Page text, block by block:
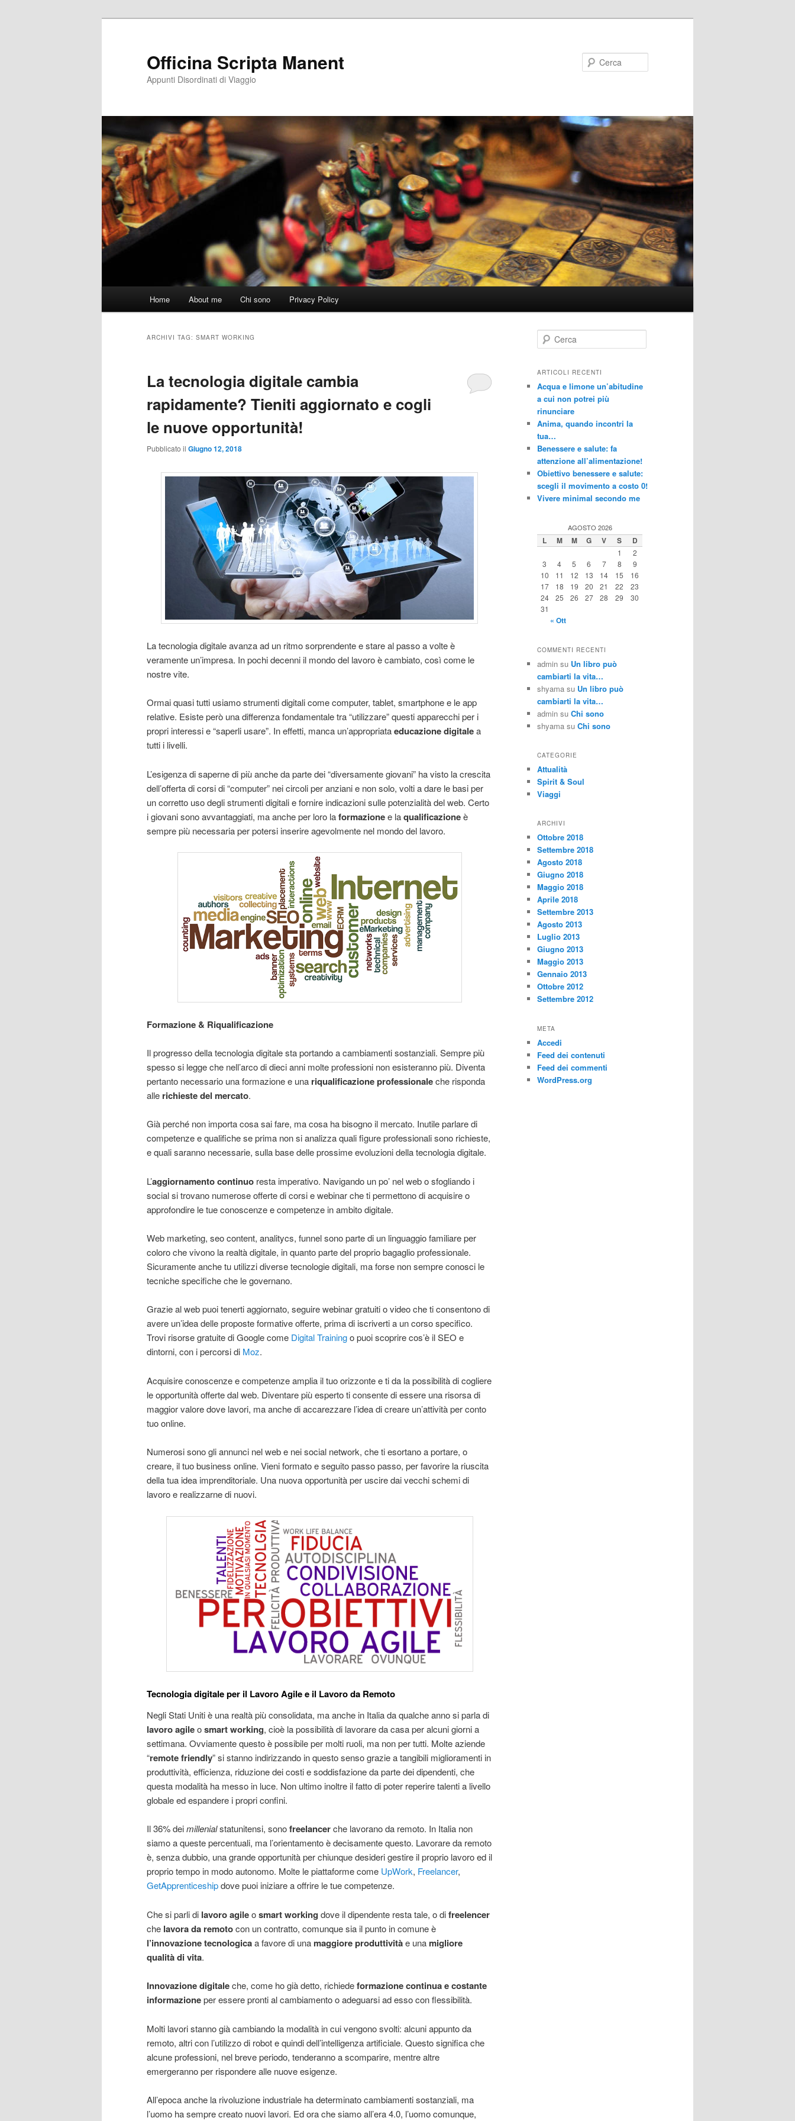
Officina Scripta Manent
Appunti Disordinati di Viaggio
Home About me Chi sono Privacy Policy
ARCHIVI TAG: SMART WORKING
La tecnologia digitale cambia
rapidamente? Tieniti aggiornato e cogli
le nuove opportunità!
Pubblicato il Giugno 12, 2018
La tecnologia digitale avanza ad un ritmo sorprendente e stare al passo a volte è
veramente un’impresa. In pochi decenni il mondo del lavoro è cambiato, così come le
nostre vite.
Ormai quasi tutti usiamo strumenti digitali come computer, tablet, smartphone e le app
relative. Esiste però una differenza fondamentale tra “utilizzare” questi apparecchi per i
propri interessi e “saperli usare”. In effetti, manca un’appropriataeducazione digitalea
tutti i livelli.
L’esigenza di saperne di più anche da parte dei “diversamente giovani” ha visto la crescita
dell’offerta di corsi di “computer” nei circoli per anziani e non solo, volti a dare le basi per
un corretto uso degli strumenti digitali e fornire indicazioni sulle potenzialità del web. Certo
i giovani sono avvantaggiati, ma anche per loro laformazionee laqualificazioneè
sempre più necessaria per potersi inserire agevolmente nel mondo del lavoro.
Formazione & Riqualificazione
Il progresso della tecnologia digitale sta portando a cambiamenti sostanziali. Sempre più
spesso si legge che nell’arco di dieci anni molte professioni non esisteranno più. Diventa
pertanto necessario una formazione e una riqualificazione professionaleche risponda
alle richieste del mercato.
Già perché non importa cosa sai fare, ma cosa ha bisogno il mercato. Inutile parlare di
competenze e qualifiche se prima non si analizza quali figure professionali sono richieste,
e quali saranno necessarie, sulla base delle prossime evoluzioni della tecnologia digitale.
L’aggiornamento continuo resta imperativo. Navigando un po’ nel web o sfogliando i
social si trovano numerose offerte di corsi e webinar che ti permettono di acquisire o
approfondire le tue conoscenze e competenze in ambito digitale.
Web marketing, seo content, analitycs, funnel sono parte di un linguaggio familiare per
coloro che vivono la realtà digitale, in quanto parte del proprio bagaglio professionale.
Sicuramente anche tu utilizzi diverse tecnologie digitali, ma forse non sempre conosci le
tecniche specifiche che le governano.
Grazie al web puoi tenerti aggiornato, seguire webinar gratuiti o video che ti consentono di
avere un’idea delle proposte formative offerte, prima di iscriverti a un corso specifico.
Trovi risorse gratuite di Google come Digital Trainingo puoi scoprire cos’è il SEO e
dintorni, con i percorsi di Moz.
Acquisire conoscenze e competenze amplia il tuo orizzonte e ti da la possibilità di cogliere
le opportunità offerte dal web. Diventare più esperto ti consente di essere una risorsa di
maggior valore dove lavori, ma anche di accarezzare l’idea di creare un’attività per conto
tuo online.
Numerosi sono gli annunci nel web e nei social network, che ti esortano a portare, o
creare, il tuo business online. Vieni formato e seguito passo passo, per favorire la riuscita
della tua idea imprenditoriale. Una nuova opportunità per uscire dai vecchi schemi di
lavoro e realizzarne di nuovi.
Tecnologia digitale per il Lavoro Agile e il Lavoro da Remoto
Negli Stati Uniti è una realtà più consolidata, ma anche in Italia da qualche anno si parla di
lavoro agileosmart working, cioè la possibilità di lavorare da casa per alcuni giorni a
settimana. Ovviamente questo è possibile per molti ruoli, ma non per tutti. Molte aziende
“remote friendly” si stanno indirizzando in questo senso grazie a tangibili miglioramenti in
produttività, efficienza, riduzione dei costi e soddisfazione da parte dei dipendenti, che
questa modalità ha messo in luce. Non ultimo inoltre il fatto di poter reperire talenti a livello
globale ed espandere i propri confini.
Il 36% deimillenialstatunitensi, sonofreelancerche lavorano da remoto. In Italia non
siamo a queste percentuali, ma l’orientamento è decisamente questo. Lavorare da remoto
è, senza dubbio, una grande opportunità per chiunque desideri gestire il proprio lavoro ed il
proprio tempo in modo autonomo. Molte le piattaforme come UpWork, Freelancer,
GetApprenticeshipdove puoi iniziare a offrire le tue competenze.
Che si parli di lavoro agileosmart working dove il dipendente resta tale, o difreelencer
che lavora da remotocon un contratto, comunque sia il punto in comune è
l’innovazione tecnologicaa favore di una maggiore produttivitàe una migliore
qualità di vita.
Innovazione digitaleche, come ho già detto, richiedeformazione continua e costante
informazioneper essere pronti al cambiamento o adeguarsi ad esso con flessibilità.
Molti lavori stanno già cambiando la modalità in cui vengono svolti: alcuni appunto da
remoto, altri con l’utilizzo di robot e quindi dell’intelligenza artificiale. Questo significa che
alcune professioni, nel breve periodo, tenderanno a scomparire, mentre altre
emergeranno per rispondere alle nuove esigenze.
All’epoca anche la rivoluzione industriale ha determinato cambiamenti sostanziali, ma
l’uomo ha sempre creato nuovi lavori. Ed ora che siamo all’era 4.0, l’uomo comunque,
e
c
ARTICOLI RECENTI
Acqua e limone un’abitudine
a cui non potrei più
rinunciare
Anima, quando incontri la
tua…
Benessere e salute: fa
attenzione all’alimentazione!
Obiettivo benessere e salute:
scegli il movimento a costo 0!
Vivere minimal secondo me
AGOSTO 2026
L M M G V S D
1
2
3
4 5 6 7 8
9
10
11 12 13 14 15
16
17
18 19 20 21 22
23
24
25 26 27 28 29
30
31
« Ott
COMMENTI RECENTI
admin su Un libro può
cambiarti la vita…
shyama su Un libro può
cambiarti la vita…
admin su Chi sono
shyama su Chi sono
CATEGORIE
Attualità
Spirit & Soul
Viaggi
ARCHIVI
Ottobre 2018
Settembre 2018
Agosto 2018
Giugno 2018
Maggio 2018
Aprile 2018
Settembre 2013
Agosto 2013
Luglio 2013
Giugno 2013
Maggio 2013
Gennaio 2013
Ottobre 2012
Settembre 2012
META
Accedi
Feed dei contenuti
Feed dei commenti
WordPress.org